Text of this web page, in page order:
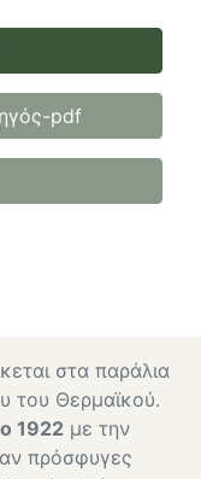
pdf
στα παράλια
του Θερμαϊκού.
1922 με την
πρόσφυγες